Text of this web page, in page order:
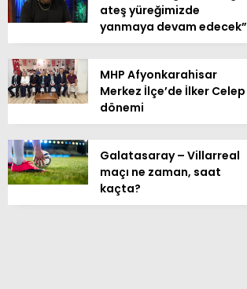
ateş yüreğimizde
yanmaya devam edecek”
MHP Afyonkarahisar
Merkez İlçe’de İlker Celep
dönemi
Galatasaray – Villarreal
maçı ne zaman, saat
kaçta?